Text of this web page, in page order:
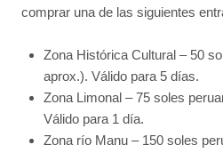
comprar una de las siguientes
Zona Histórica Cultural – 50
aprox.). Válido para 5 días.
Zona Limonal – 75 soles
Válido para 1 día.
Zona río Manu – 150 soles